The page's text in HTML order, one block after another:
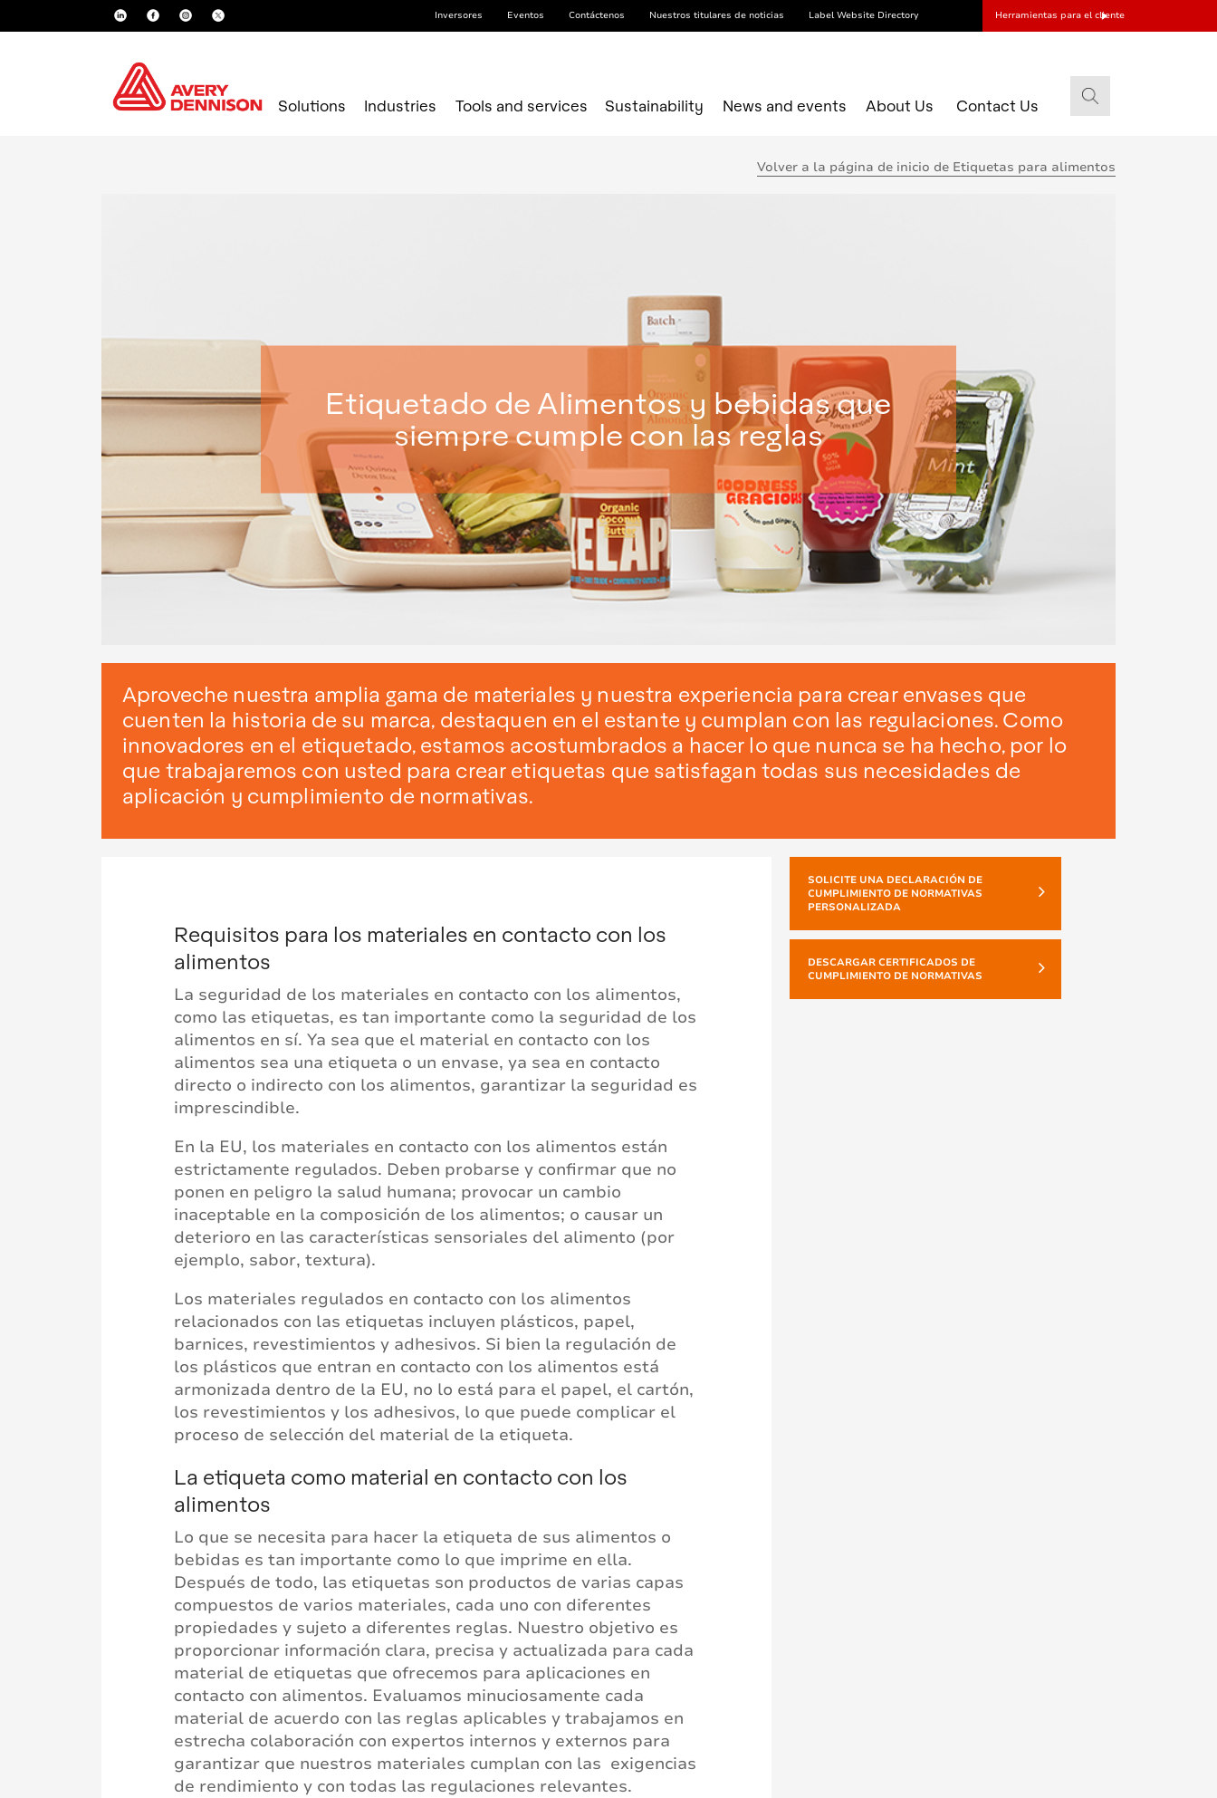
Inversores Eventos Contáctenos Nuestros titulares de noticias Label Website Directory Herramientas para el cliente
Solutions Industries Tools and services Sustainability News and events About Us Contact Us
Volver a la página de inicio de Etiquetas para alimentos
Etiquetado de Alimentos y bebidas que
siempre cumple con las reglas
Aproveche nuestra amplia gama de materiales y nuestra experiencia para crear envases que
cuenten la historia de su marca, destaquen en el estante y cumplan con las regulaciones. Como
innovadores en el etiquetado, estamos acostumbrados a hacer lo que nunca se ha hecho, por lo
que trabajaremos con usted para crear etiquetas que satisfagan todas sus necesidades de
aplicación y cumplimiento de normativas.
Requisitos para los materiales en contacto con los
alimentos
La seguridad de los materiales en contacto con los alimentos,
como las etiquetas, es tan importante como la seguridad de los
alimentos en sí. Ya sea que el material en contacto con los
alimentos sea una etiqueta o un envase, ya sea en contacto
directo o indirecto con los alimentos, garantizar la seguridad es
imprescindible.
En la EU, los materiales en contacto con los alimentos están
estrictamente regulados. Deben probarse y confirmar que no
ponen en peligro la salud humana; provocar un cambio
inaceptable en la composición de los alimentos; o causar un
deterioro en las características sensoriales del alimento (por
ejemplo, sabor, textura).
Los materiales regulados en contacto con los alimentos
relacionados con las etiquetas incluyen plásticos, papel,
barnices, revestimientos y adhesivos. Si bien la regulación de
los plásticos que entran en contacto con los alimentos está
armonizada dentro de la EU, no lo está para el papel, el cartón,
los revestimientos y los adhesivos, lo que puede complicar el
proceso de selección del material de la etiqueta.
La etiqueta como material en contacto con los
alimentos
Lo que se necesita para hacer la etiqueta de sus alimentos o
bebidas es tan importante como lo que imprime en ella.
Después de todo, las etiquetas son productos de varias capas
compuestos de varios materiales, cada uno con diferentes
propiedades y sujeto a diferentes reglas. Nuestro objetivo es
proporcionar información clara, precisa y actualizada para cada
material de etiquetas que ofrecemos para aplicaciones en
contacto con alimentos. Evaluamos minuciosamente cada
material de acuerdo con las reglas aplicables y trabajamos en
estrecha colaboración con expertos internos y externos para
garantizar que nuestros materiales cumplan con las exigencias
de rendimiento y con todas las regulaciones relevantes.
SOLICITE UNA DECLARACIÓN DE
CUMPLIMIENTO DE NORMATIVAS
PERSONALIZADA
DESCARGAR CERTIFICADOS DE
CUMPLIMIENTO DE NORMATIVAS